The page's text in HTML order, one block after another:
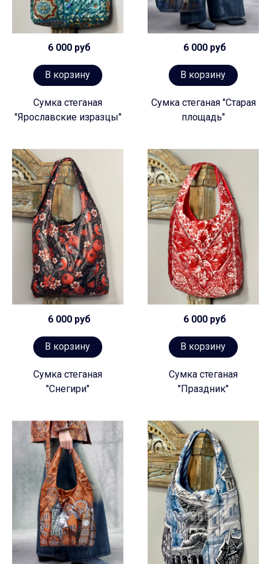
6 000 руб
В корзину
Сумка стеганая
"Ярославские изразцы"
6 000 руб
В корзину
Сумка стеганая "Старая
площадь"
6 000 руб
В корзину
Сумка стеганая
"Снегири"
6 000 руб
В корзину
Сумка стеганая
"Праздник"